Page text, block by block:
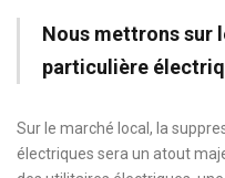
Nous mettrons sur
particulière
Sur le marché local, la
électriques sera un atout